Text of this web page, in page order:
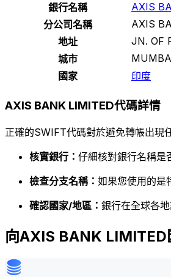
銀行名稱
AXIS
分公司名稱
AXIS
地址
JN. OF
城市
國家
印度
AXIS BANK LIMITED代碼詳情
正確的SWIFT代碼對於避免轉帳出現
核實銀行： 仔細核對銀行名稱是
檢查分支名稱： 如果您使用的是
確認國家/地區： 銀行在全球各
向AXIS BANK LIMITED